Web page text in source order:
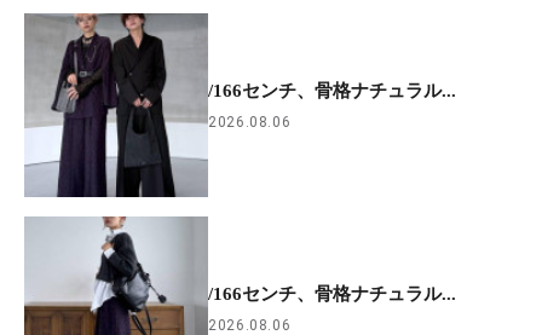
/166センチ、骨格ナチュラル...
2026.08.06
/166センチ、骨格ナチュラル...
2026.08.06